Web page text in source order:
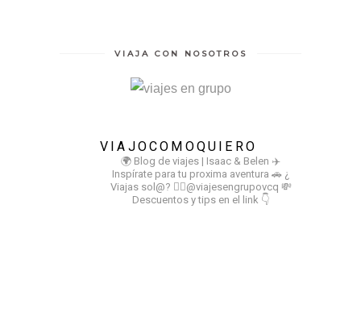
VIAJA CON NOSOTROS
VIAJOCOMOQUIERO
🌍 Blog de viajes | Isaac & Belen ✈️
Inspírate para tu proxima aventura 🚗 ¿
Viajas sol@? 👉🏻@viajesengrupovcq 💸
Descuentos y tips en el link 👇